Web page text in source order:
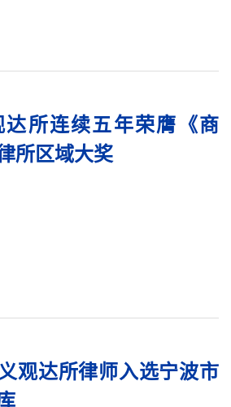
所连续五年荣膺《商
所区域大奖
观达所律师入选宁波市